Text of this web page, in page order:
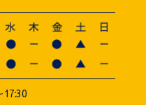
17:30